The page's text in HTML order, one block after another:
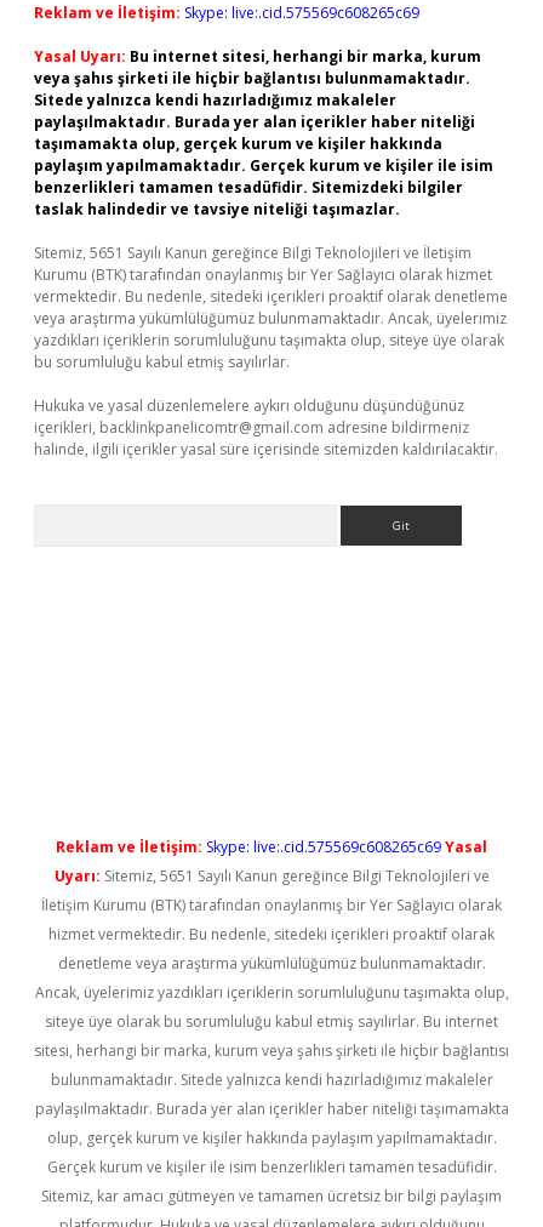
Reklam ve İletişim: Skype: live:.cid.575569c608265c69
Yasal Uyarı: Bu internet sitesi, herhangi bir marka, kurum
veya şahıs şirketi ile hiçbir bağlantısı bulunmamaktadır.
Sitede yalnızca kendi hazırladığımız makaleler
paylaşılmaktadır. Burada yer alan içerikler haber niteliği
taşımamakta olup, gerçek kurum ve kişiler hakkında
paylaşım yapılmamaktadır. Gerçek kurum ve kişiler ile isim
benzerlikleri tamamen tesadüfidir. Sitemizdeki bilgiler
taslak halindedir ve tavsiye niteliği taşımazlar.
Sitemiz, 5651 Sayılı Kanun gereğince Bilgi Teknolojileri ve İletişim
Kurumu (BTK) tarafından onaylanmış bir Yer Sağlayıcı olarak hizmet
vermektedir. Bu nedenle, sitedeki içerikleri proaktif olarak denetleme
veya araştırma yükümlülüğümüz bulunmamaktadır. Ancak, üyelerimiz
yazdıkları içeriklerin sorumluluğunu taşımakta olup, siteye üye olarak
bu sorumluluğu kabul etmiş sayılırlar.
Hukuka ve yasal düzenlemelere aykırı olduğunu düşündüğünüz
içerikleri, backlinkpanelicomtr@gmail.com adresine bildirmeniz
halinde, ilgili içerikler yasal süre içerisinde sitemizden kaldırılacaktır.
Reklam ve İletişim: Skype: live:.cid.575569c608265c69Yasal
Uyarı: Sitemiz, 5651 Sayılı Kanun gereğince Bilgi Teknolojileri ve
İletişim Kurumu (BTK) tarafından onaylanmış bir Yer Sağlayıcı olarak
hizmet vermektedir. Bu nedenle, sitedeki içerikleri proaktif olarak
denetleme veya araştırma yükümlülüğümüz bulunmamaktadır.
Ancak, üyelerimiz yazdıkları içeriklerin sorumluluğunu taşımakta olup,
siteye üye olarak bu sorumluluğu kabul etmiş sayılırlar. Bu internet
sitesi, herhangi bir marka, kurum veya şahıs şirketi ile hiçbir bağlantısı
bulunmamaktadır. Sitede yalnızca kendi hazırladığımız makaleler
paylaşılmaktadır. Burada yer alan içerikler haber niteliği taşımamakta
olup, gerçek kurum ve kişiler hakkında paylaşım yapılmamaktadır.
Gerçek kurum ve kişiler ile isim benzerlikleri tamamen tesadüfidir.
Sitemiz, kar amacı gütmeyen ve tamamen ücretsiz bir bilgi paylaşım